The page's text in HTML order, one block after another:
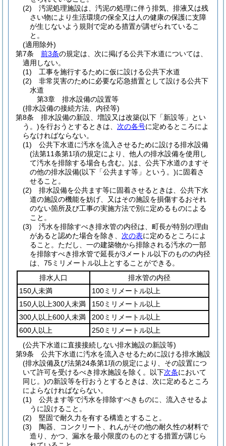
(2)
汚泥処理施設は、汚泥の処理に伴う排気、排液又は残
さい物により生活環境の保全又は人の健康の保護に支障
が生じないよう規則で定める措置が講ぜられているこ
と。
(適用除外)
第7条
前3条の規定は、次に掲げる公共下水道については、
適用しない。
(1)
工事を施行するために仮に設ける公共下水道
(2)
非常災害のために必要な応急措置として設ける公共下
水道
第3章
排水設備の設置等
(排水設備の接続方法、内径等)
第8条
排水設備の新設、増設又は改築(以下「新設等」とい
う。)を行おうとするときは、 次の各号に定めるところによ
らなければならない。
(1)
公共下水道に汚水を流入させるために設ける排水設備
(法第11条第1項の規定により、他人の排水設備を使用し
て汚水を排除する場合も含む。)は、公共下水道のますそ
の他の排水設備(以下「公共ます等」という。)に固着さ
せること。
(2)
排水設備を公共ます等に固着させるときは、公共下水
道の施設の機能を妨げ、又はその施設を損傷するおそれ
のない箇所及び工事の実施方法で別に定めるものによる
こと。
(3)
汚水を排除すべき排水管の内径は、町長が特別の理由
があると認めた場合を除き、 次の表に定めるところによ
ること。 ただし、一の建築物から排除される汚水の一部
を排除すべき排水管で延長が3メートル以下のものの内径
は、75ミリメートル以上とすることができる。
排水人口
排水管の内径
150人未満
100ミリメートル以上
150人以上300人未満
150ミリメートル以上
300人以上600人未満
200ミリメートル以上
600人以上
250ミリメートル以上
(公共下水道に直接接続しない排水施設の新設等)
第9条
公共下水道に汚水を流入させるために設ける排水施設
(排水設備及び法第24条第1項の規定により、その設置につ
いて許可を受けるべき排水施設を除く。以下次条において
同じ。)の新設等を行おうとするときは、次に定めるところ
によらなければならない。
(1)
公共ます等で汚水を排除すべきものに、流入させるよ
うに設けること。
(2)
堅固で耐久力を有する構造とすること。
(3)
陶器、コンクリート、れんがその他の耐久性の材料で
造り、かつ、漏水を最小限度のものとする措置が講じら